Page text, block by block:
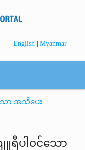
English | Myanmar
ော အသိပေး
ရီပါ၀င်သော